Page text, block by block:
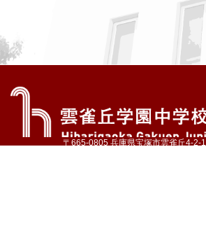
〒665-0805 兵庫県宝塚市雲雀丘4-2-1